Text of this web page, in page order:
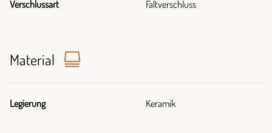
Verschlussart Faltverschluss
Material
Legierung Keramik